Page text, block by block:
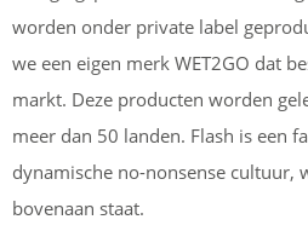
worden onder private label
we een eigen merk WET2GO dat
markt. Deze producten worden
meer dan 50 landen. Flash is een
dynamische no-nonsense cultuur,
bovenaan staat.